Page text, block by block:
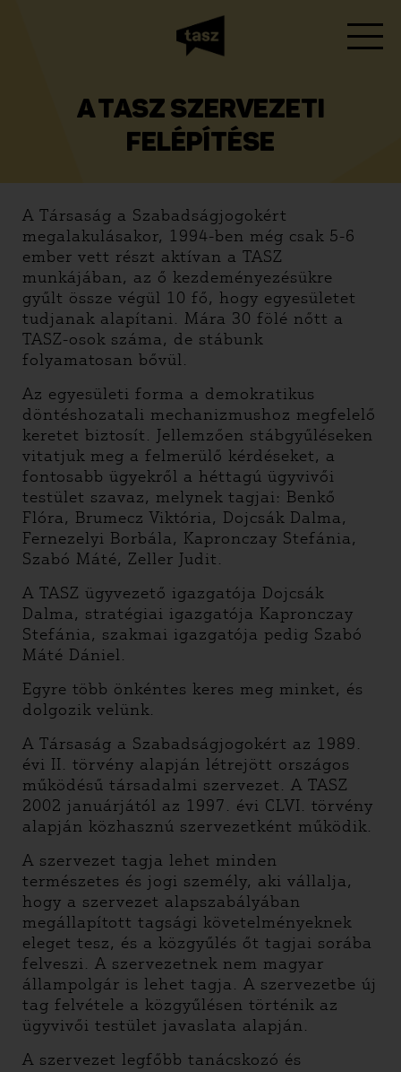
A TASZ SZERVEZETI
FELÉPÍTÉSE
A Társaság a Szabadságjogokért
megalakulásakor, 1994-ben még csak 5-6
ember vett részt aktívan a TASZ
munkájában, az ő kezdeményezésükre
gyűlt össze végül 10 fő, hogy egyesületet
tudjanak alapítani. Mára 30 fölé nőtt a
TASZ-osok száma, de stábunk
folyamatosan bővül.
Az egyesületi forma a demokratikus
döntéshozatali mechanizmushoz megfelelő
keretet biztosít. Jellemzően stábgyűléseken
vitatjuk meg a felmerülő kérdéseket, a
fontosabb ügyekről a héttagú ügyvivői
testület szavaz, melynek tagjai: Benkő
Flóra, Brumecz Viktória, Dojcsák Dalma,
Fernezelyi Borbála, Kapronczay Stefánia,
Szabó Máté, Zeller Judit.
A TASZ ügyvezető igazgatója Dojcsák
Dalma, stratégiai igazgatója Kapronczay
Stefánia, szakmai igazgatója pedig Szabó
Máté Dániel.
Egyre több önkéntes keres meg minket, és
dolgozik velünk.
A Társaság a Szabadságjogokért az 1989.
évi II. törvény alapján létrejött országos
működésű társadalmi szervezet. A TASZ
2002 januárjától az 1997. évi CLVI. törvény
alapján közhasznú szervezetként működik.
A szervezet tagja lehet minden
természetes és jogi személy, aki vállalja,
hogy a szervezet alapszabályában
megállapított tagsági követelményeknek
eleget tesz, és a közgyűlés őt tagjai sorába
felveszi. A szervezetnek nem magyar
állampolgár is lehet tagja. A szervezetbe új
tag felvétele a közgyűlésen történik az
ügyvivői testület javaslata alapján.
A szervezet legfőbb tanácskozó és